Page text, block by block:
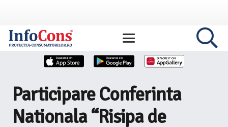
Participare Conferinta
Nationala “Risipa de